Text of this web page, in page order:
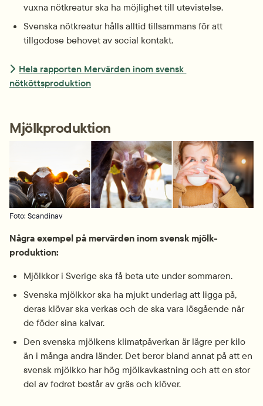
vuxna nöt­kreatur ska ha möjlighet till utevistelse.
Svenska nöt­kreatur hålls alltid tillsammans för att
tillgodose behovet av social kontakt.
Hela rapporten Mervärden inom svensk
nötköttsproduktion
Mjölkproduktion
Foto: Scandinav
Några exempel på mervärden inom svensk mjölk­
produktion:
Mjölkkor i Sverige ska få beta ute under sommaren.
Svenska mjölkkor ska ha mjukt underlag att ligga på,
deras klövar ska verkas och de ska vara lösgående när
de föder sina kalvar.
Den svenska mjölkens klimat­påverkan är lägre per kilo
än i många andra länder. Det beror bland annat på att en
svensk mjölkko har hög mjölk­avkastning och att en stor
del av fodret består av gräs och klöver.